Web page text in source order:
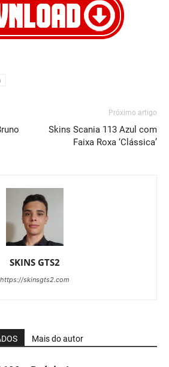
Próximo artigo
Skins Scania 113 Azul com
Faixa Roxa ‘Clássica’
SKINS GTS2
https://skinsgts2.com
Mais do autor